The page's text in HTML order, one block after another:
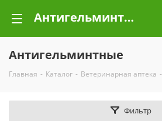
Антигельминтные
Антигельминтные
Главная - Каталог - Ветеринарная аптека -
Фильтр